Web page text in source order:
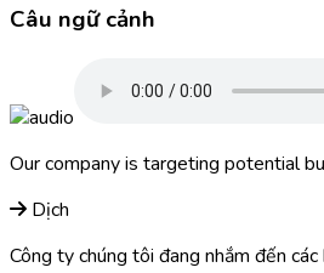
Câu ngữ cảnh
Our company is targeting potential
Dịch
Công ty chúng tôi đang nhắm đến